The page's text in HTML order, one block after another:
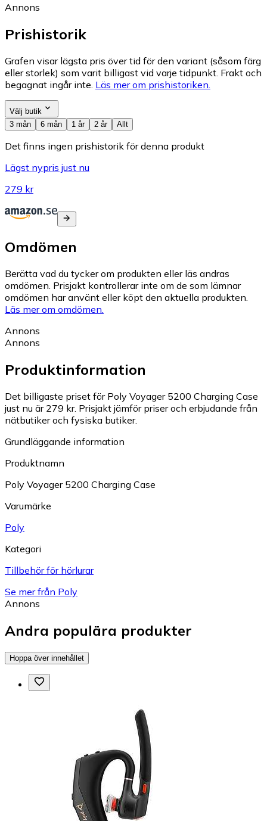
Annons
Prishistorik
Grafen visar lägsta pris över tid för den variant (såsom färg
eller storlek) som varit billigast vid varje tidpunkt. Frakt och
begagnat ingår inte. Läs mer om prishistoriken.
Välj butik
3 mån
6 mån 1 år 2 år Allt
Det finns ingen prishistorik för denna produkt
Lägst nypris just nu
279 kr
Omdömen
Berätta vad du tycker om produkten eller läs andras
omdömen. Prisjakt kontrollerar inte om de som lämnar
omdömen har använt eller köpt den aktuella produkten.
Läs mer om omdömen.
Annons
Annons
Produktinformation
Det billigaste priset för Poly Voyager 5200 Charging Case
just nu är 279 kr. Prisjakt jämför priser och erbjudande från
nätbutiker och fysiska butiker.
Grundläggande information
Produktnamn
Poly Voyager 5200 Charging Case
Varumärke
Poly
Kategori
Tillbehör för hörlurar
Se mer från Poly
Annons
Andra populära produkter
Hoppa över innehållet